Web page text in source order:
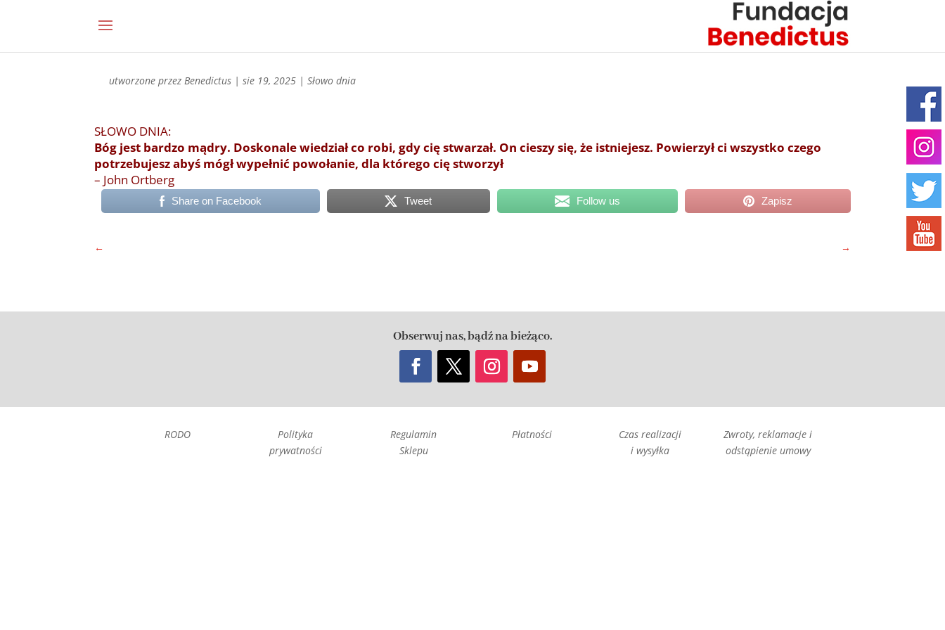
utworzone przezBenedictus |sie 19, 2025 |Słowo dnia
SŁOWO DNIA:
Bóg jest bardzo mądry. Doskonale wiedział co robi, gdy cię stwarzał. On cieszy się, że istniejesz. Powierzył ci wszystko czego
potrzebujesz abyś mógł wypełnić powołanie, dla którego cię stworzył
– John Ortberg
Share on Facebook Tweet Follow us Zapisz
← →
Obserwuj nas, bądź na bieżąco.
RODO
Polityka
prywatności
Regulamin
Sklepu
Płatności
Czas realizacji
i wysyłka
Zwroty, reklamacje i
odstąpienie umowy